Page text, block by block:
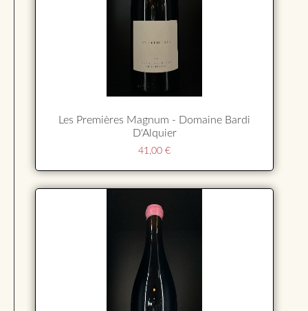
Les Premières Magnum - Domaine Bardi
D'Alquier
41,00 €